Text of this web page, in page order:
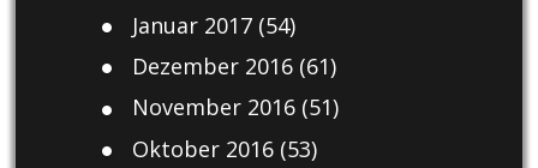
Januar 2017(54)
Dezember 2016(61)
November 2016(51)
Oktober 2016(53)